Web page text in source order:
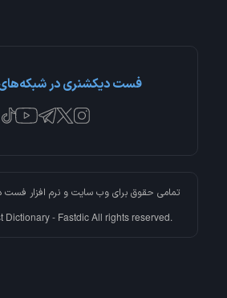
فست دیکشنری در
تمامی حقوق برای وب سایت و نرم افزار فست
Dictionary - Fastdic All rights reserved.